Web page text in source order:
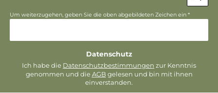
Um weiterzugehen, geben Sie die oben abgebildeten Zeichen ein *
Datenschutz
Ich habe die Datenschutzbestimmungen zur Kenntnis
genommen und die AGB gelesen und bin mit ihnen
einverstanden.